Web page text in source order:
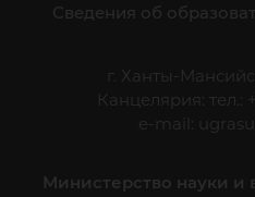
Сведения об
г. Ханты-
Канцелярия: тел.:
e-mail:
Министерство науки и